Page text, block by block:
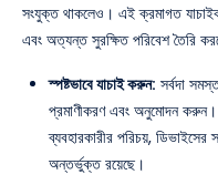
সংযুক্ত থাকলেও। এই ক্রমাগত
এবং অত্যন্ত সুরক্ষিত পরিবেশ তৈরি
স্পষ্টভাবে যাচাই করুন: সর্বদা
প্রমাণীকরণ এবং অনুমোদন করুন।
ব্যবহারকারীর পরিচয়, ডিভাইসের
অন্তর্ভুক্ত রয়েছে।